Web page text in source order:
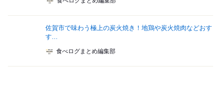
佐賀市で味わう極上の炭火焼き！地鶏や炭火焼肉などおす
す...
食べログまとめ編集部